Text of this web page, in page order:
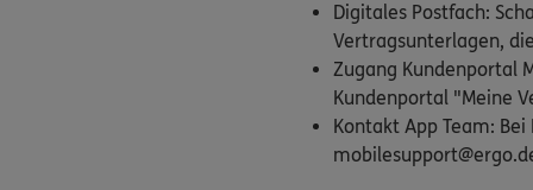
Digitales Postfach:
Vertragsunterlagen,
Zugang Kundenportal
Kundenportal "Meine
Kontakt App Team: